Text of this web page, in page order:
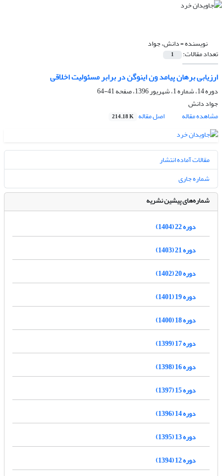
نویسنده =دانش، جواد
تعداد مقالات: 1
ارزیابی برهان پیامد ون اینوگن در برابر مسئولیت اخلاقی
دوره 14، شماره 1، شهریور 1396، صفحه
41-64
جواد دانش
مشاهده مقاله
اصل مقاله 214.18 K
مقالات آماده انتشار
شماره جاری
شماره‌های پیشین نشریه
دوره 22 (1404)
دوره 21 (1403)
دوره 20 (1402)
دوره 19 (1401)
دوره 18 (1400)
دوره 17 (1399)
دوره 16 (1398)
دوره 15 (1397)
دوره 14 (1396)
دوره 13 (1395)
دوره 12 (1394)